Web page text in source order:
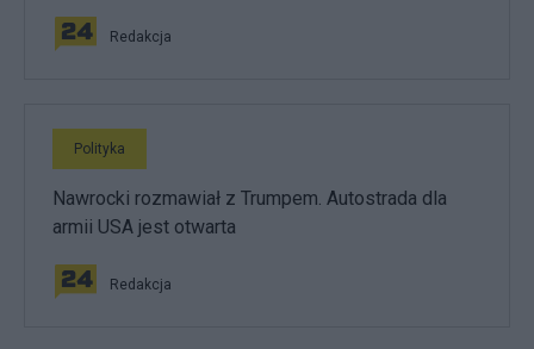
Redakcja
Polityka
Nawrocki rozmawiał z Trumpem. Autostrada dla
armii USA jest otwarta
Redakcja